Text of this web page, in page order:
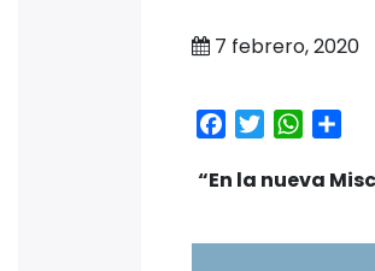
7 febrero, 2020
Facebook
Twitter
“En la nueva